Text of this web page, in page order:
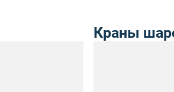
Краны